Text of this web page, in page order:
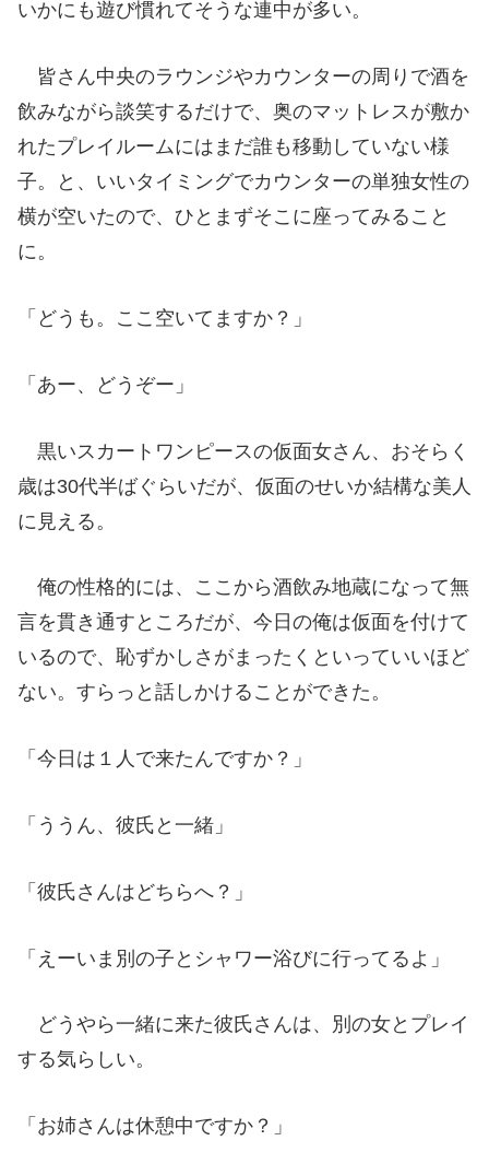
いかにも遊び慣れてそうな連中が多い。
皆さん中央のラウンジやカウンターの周りで酒を
飲みながら談笑するだけで、奥のマットレスが敷か
れたプレイルームにはまだ誰も移動していない様
子。と、いいタイミングでカウンターの単独女性の
横が空いたので、ひとまずそこに座ってみること
に。
「どうも。ここ空いてますか？」
「あー、どうぞー」
黒いスカートワンピースの仮面女さん、おそらく
歳は30代半ばぐらいだが、仮面のせいか結構な美人
に見える。
俺の性格的には、ここから酒飲み地蔵になって無
言を貫き通すところだが、今日の俺は仮面を付けて
いるので、恥ずかしさがまったくといっていいほど
ない。すらっと話しかけることができた。
「今日は１人で来たんですか？」
「ううん、彼氏と一緒」
「彼氏さんはどちらへ？」
「えーいま別の子とシャワー浴びに行ってるよ」
どうやら一緒に来た彼氏さんは、別の女とプレイ
する気らしい。
「お姉さんは休憩中ですか？」